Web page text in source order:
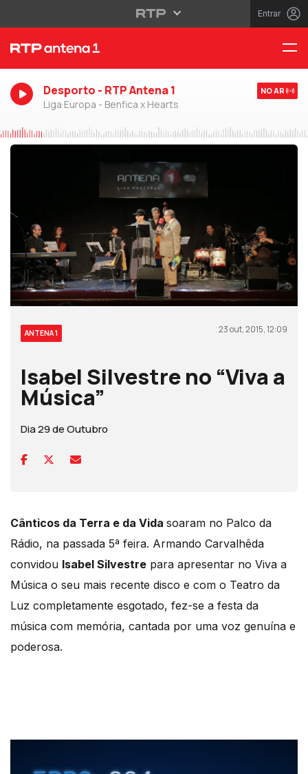
Entrar
Desporto - RTP Antena 1
Liga Europa - Benfica x Hearts
NO AR
ANTENA 1 23 out, 2015, 12:09
Isabel Silvestre no “Viva a
Música”
Dia 29 de Outubro
Cânticos da Terra e da Vida soaram no Palco da
Rádio, na passada 5ª feira. Armando Carvalhêda
convidou Isabel Silvestre para apresentar no Viva a
Música o seu mais recente disco e com o Teatro da
Luz completamente esgotado, fez-se a festa da
música com memória, cantada por uma voz genuína e
poderosa.